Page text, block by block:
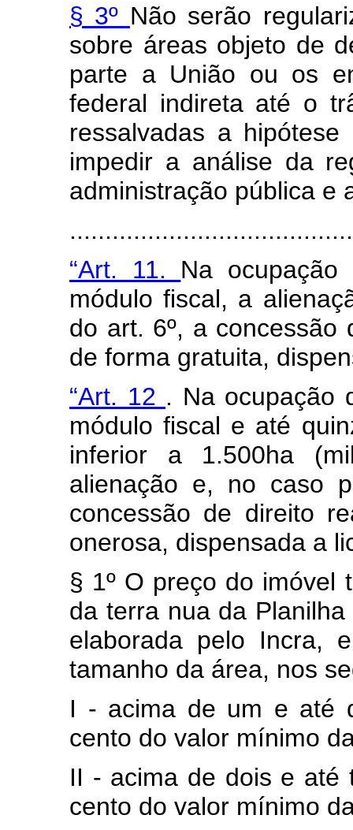
§ 3º Não serão
sobre áreas objeto de
parte a União ou os
federal indireta até o
ressalvadas a
impedir a análise da
administração pública e
“Art. 11. Na
módulo fiscal, a
do art. 6º, a
de forma gratuita,
“Art. 12 . Na ocupação
módulo fiscal e até
inferior a 1.500ha
alienação e, no caso
concessão de direito
onerosa, dispensada a
§ 1º O preço do imóvel
da terra nua da
elaborada pelo Incra,
tamanho da área, nos
I - acima de um e até
cento do valor mínimo
II - acima de dois e até
cento do valor mínimo